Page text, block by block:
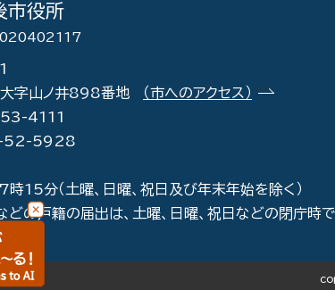
市役所
大字山ノ井898番地
（市へのアクセス）
4111
52-5928
15分（土曜、日曜、祝日及び年末年始を除く）
の戸籍の届出は、土曜、日曜、祝日などの閉庁時